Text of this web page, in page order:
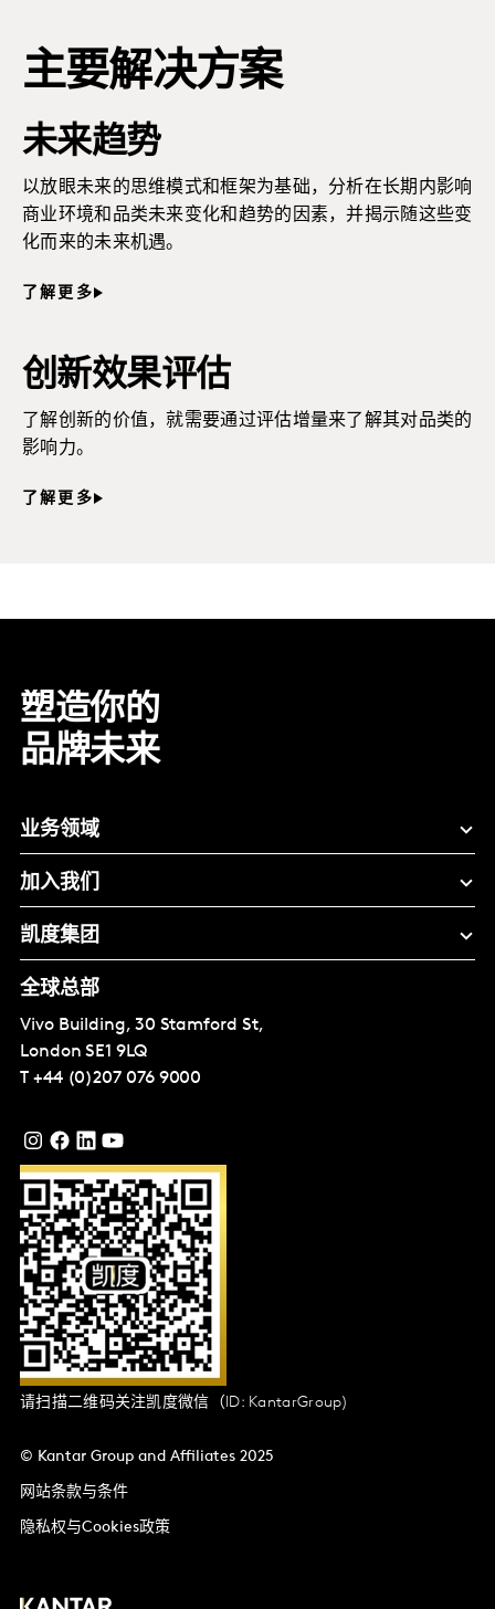
主要解决方案
未来趋势
以放眼未来的思维模式和框架为基础，分析在长期内影响
商业环境和品类未来变化和趋势的因素，并揭示随这些变
化而来的未来机遇。
了解更多
创新效果评估
了解创新的价值，就需要通过评估增量来了解其对品类的
影响力。
了解更多
塑造你的
品牌未来
业务领域
加入我们
凯度集团
全球总部
Vivo Building, 30 Stamford St,
London SE1 9LQ
T +44 (0)207 076 9000
请扫描二维码关注凯度微信（ID: KantarGroup)
© Kantar Group and Affiliates 2025
网站条款与条件
隐私权与Cookies政策